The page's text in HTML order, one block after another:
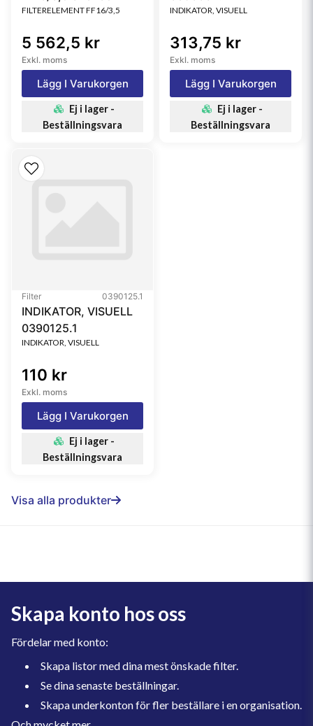
FILTERELEMENT FF16/3,5
5 562,5 kr
Exkl. moms
Lägg I Varukorgen
Ej i lager -
Beställningsvara
INDIKATOR, VISUELL
313,75 kr
Exkl. moms
Lägg I Varukorgen
Ej i lager -
Beställningsvara
Filter 0390125.1
INDIKATOR, VISUELL
0390125.1
INDIKATOR, VISUELL
110 kr
Exkl. moms
Lägg I Varukorgen
Ej i lager -
Beställningsvara
Visa alla produkter
Skapa konto hos oss
Fördelar med konto:
Skapa listor med dina mest önskade filter.
Se dina senaste beställningar.
Skapa underkonton för fler beställare i en organisation.